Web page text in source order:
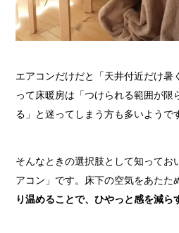
エアコンだけだと「天井付近だけ暑
って床暖房は「つけられる範囲が限
る」と迷ってしまう方も多いようで
そんなときの選択肢として知ってお
アコン」です。床下の空気をあたた
り温めることで、ひやっと感を減ら